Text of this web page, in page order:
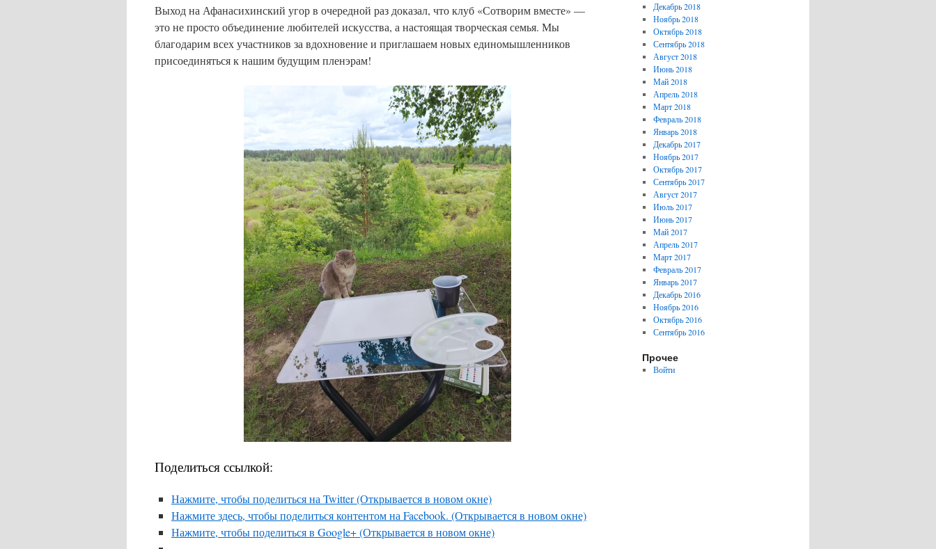
Выход на Афанасихинский угор в очередной раз доказал, что клуб «Сотворим вместе» —
это не просто объединение любителей искусства, а настоящая творческая семья. Мы
благодарим всех участников за вдохновение и приглашаем новых единомышленников
присоединяться к нашим будущим пленэрам!
Поделиться ссылкой:
Нажмите, чтобы поделиться на Twitter (Открывается в новом окне)
Нажмите здесь, чтобы поделиться контентом на Facebook. (Открывается в новом окне)
Нажмите, чтобы поделиться в Google+ (Открывается в новом окне)
Декабрь 2018
Ноябрь 2018
Октябрь 2018
Сентябрь 2018
Август 2018
Июнь 2018
Май 2018
Апрель 2018
Март 2018
Февраль 2018
Январь 2018
Декабрь 2017
Ноябрь 2017
Октябрь 2017
Сентябрь 2017
Август 2017
Июль 2017
Июнь 2017
Май 2017
Апрель 2017
Март 2017
Февраль 2017
Январь 2017
Декабрь 2016
Ноябрь 2016
Октябрь 2016
Сентябрь 2016
Прочее
Войти